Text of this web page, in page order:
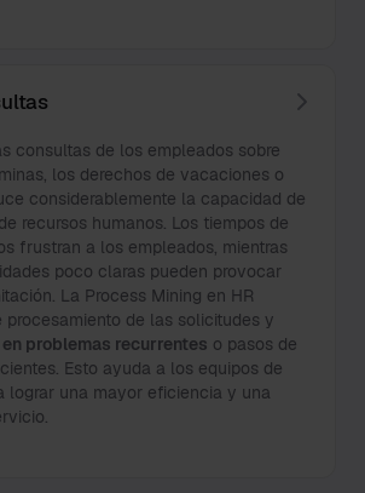
consultas de los empleados sobre
los derechos de vacaciones o
considerablemente la capacidad de
recursos humanos. Los tiempos de
frustran a los empleados, mientras
poco claras pueden provocar
La Process Mining en HR
de las solicitudes y
problemas recurrentes o pasos de
Esto ayuda a los equipos de
lograr una mayor eficiencia y una